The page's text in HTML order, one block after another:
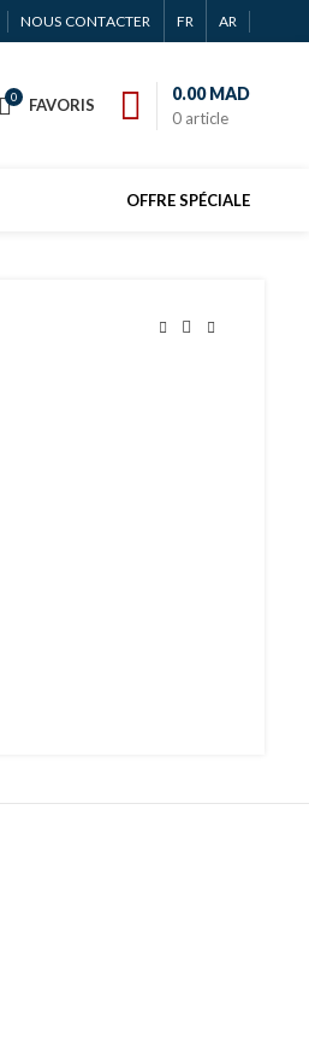
NOUS CONTACTER FR AR
0 FAVORIS
0 article
0.00MAD
OFFRE SPÉCIALE